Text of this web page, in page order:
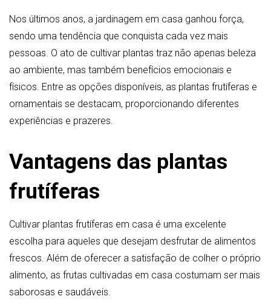
Nos últimos anos, a jardinagem em casa ganhou força,
sendo uma tendência que conquista cada vez mais
pessoas. O ato de cultivar plantas traz não apenas beleza
ao ambiente, mas também benefícios emocionais e
físicos. Entre as opções disponíveis, as plantas frutíferas e
ornamentais se destacam, proporcionando diferentes
experiências e prazeres.
Vantagens das plantas
frutíferas
Cultivar plantas frutíferas em casa é uma excelente
escolha para aqueles que desejam desfrutar de alimentos
frescos. Além de oferecer a satisfação de colher o próprio
alimento, as frutas cultivadas em casa costumam ser mais
saborosas e saudáveis.